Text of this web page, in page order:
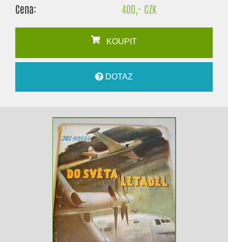
Cena: 400,- CZK
KOUPIT
DOTAZ